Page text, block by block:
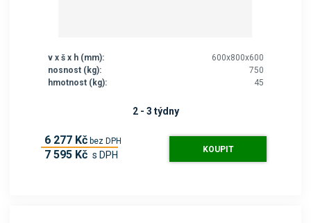
v x š x h (mm):
600x800x600
nosnost (kg):
750
hmotnost (kg):
45
2 - 3 týdny
6 277 Kč bez DPH
7 595 Kč s DPH KOUPIT